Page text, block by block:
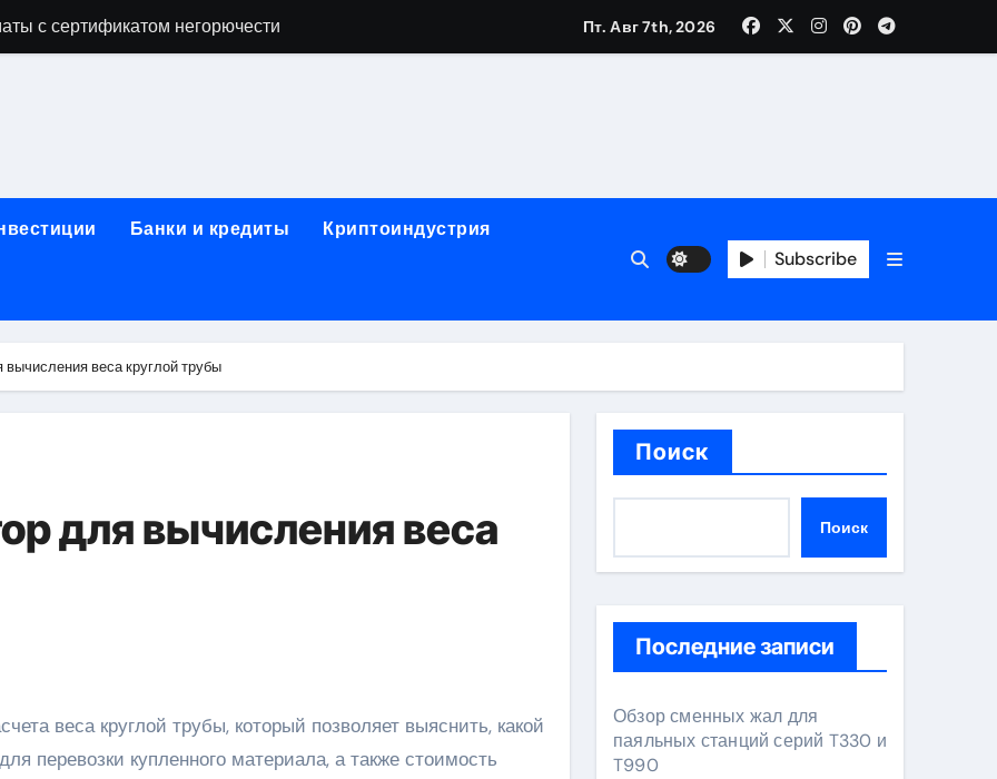
с сертификатом негорючести
и направляющих для конвейерных лент
лотков для хранения электронных компонентов
этапы строительства, проверка застройщика и сценарии оформления сделки
информация о сельскохозяйственных предприятиях
Пт. Авг 7th, 2026
Банки и кредиты Криптоиндустрия
Subscribe
веса круглой трубы
для вычисления веса
перевозки купленного материала, а также стоимость
Поиск
Поиск
Последние записи
Обзор сменных жал для
паяльных станций серий T330 и
T990